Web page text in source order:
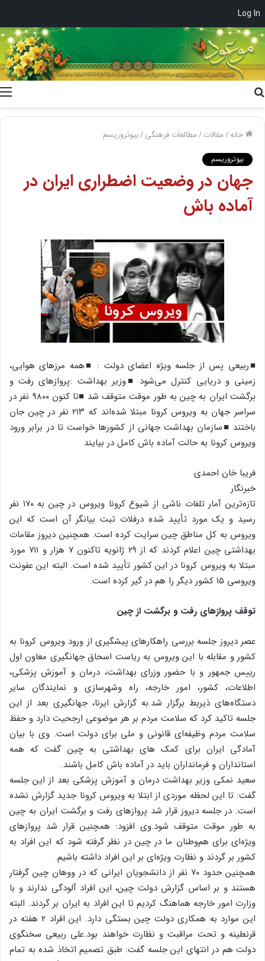
Log In
خانه/مقالات/مطالعات فرهنگی/بیوتروریسم
بیوتروریسم
جهان در وضعیت اضطراری ایران در
آماده باش
■ربیعی پس از جلسه ویژه اعضای دولت : ■همه مرزهای هوایی،
زمینی و دریایی کنترل می‌شود ■وزیر بهداشت :پروازهای رفت و
برگشت ایران به چین به طور موقت متوقف شد ■تا کنون ۹۸۰۰ نفر در
سراسر جهان به ویروس کرونا مبتلا شده‌اند که ۲۱۳ نفر در چین جان
باختند ■سازمان بهداشت جهانی از کشورها خواست تا در برابر ورود
ویروس کرونا به حالت آماده باش کامل در بیایند
فریبا خان احمدی
خبرنگار
تازه‌ترین آمار تلفات ناشی از شیوع کرونا ویروس در چین به ۱۷۰ نفر
رسید و یک مورد تأیید شده درفلات تبت بیانگر آن است که این
ویروس به کل مناطق چین سرایت کرده است. همچنین دیروز مقامات
بهداشتی چین اعلام کردند که از ۲۹ ژانویه تاکنون ۷ هزار و ۷۱۱ مورد
مبتلا به ویروس کرونا در این کشور تأیید شده است. البته این عفونت
ویروسی ۱۵ کشور دیگر را هم در گیر کرده است.
توقف پروازهای رفت و برگشت از چین
عصر دیروز جلسه بررسی راهکارهای پیشگیری از ورود ویروس کرونا به
کشور و مقابله با این ویروس به ریاست اسحاق جهانگیری معاون اول
رییس جمهور و با حضور وزرای بهداشت، درمان و آموزش پزشکی،
اطلاعات، کشور، امور خارجه، راه وشهرسازی و نمایندگان سایر
دستگاه‌های ذیربط برگزار شد.به گزارش ایرنا، جهانگیری بعد از این
جلسه تاکید کرد که سلامت مردم بر هر موضوعی ارجحیت دارد و حفظ
سلامت مردم وظیفه‌ای قانونی و ملی برای دولت است. وی با بیان
آمادگی ایران برای کمک های بهداشتی به چین گفت که همه
استانداران و فرمانداران باید در آماده باش کامل باشند.
سعید نمکی وزیر بهداشت درمان و آموزش پزشکی بعد از این جلسه
گفت: تا این لحظه موردی از ابتلا به ویروس کرونا جدید گزارش نشده
است. در جلسه دیروز قرار شد پروازهای رفت و برگشت ایران به چین
به طور موقت متوقف شود.وی افزود: همچنین قرار شد پروازهای
ویژه‌ای برای هم‌وطنان ما در چین در نظر گرفته شود که این افراد به
کشور بر گردند و نظارت ویژه‌ای بر این افراد داشته باشیم.
همچنین حدود ۷۰ نفر از دانشجویان ایرانی که در ووهان چین گرفتار
هستند و بر اساس گزارش دولت چین، این افراد آلودگی ندارند و با
وزارت امور خارجه هماهنگ کردیم تا این افراد به ایران بر گردند. البته
این موارد به همکاری دولت چین بستگی دارد. این افراد ۲ هفته در
قرنطینه و تحت مراقبت و نظارت خواهند بود.علی ربیعی سخنگوی
دولت هم در انتهای این جلسه گفت: طبق تصمیم اتخاذ شده به تمام